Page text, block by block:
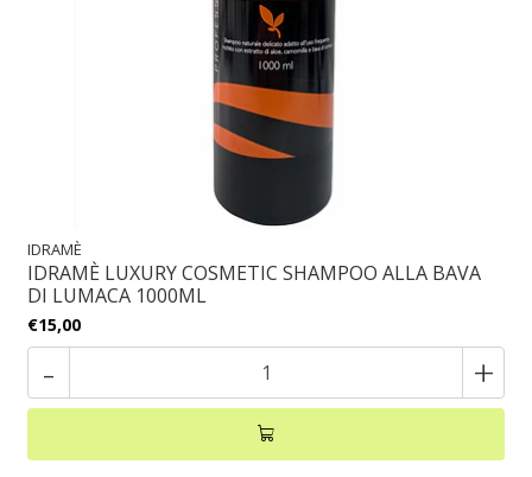
IDRAMÈ
IDRAMÈ LUXURY COSMETIC SHAMPOO ALLA BAVA
DI LUMACA 1000ML
€15,00
- +